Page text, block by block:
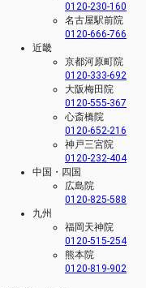
0120-230-160
名古屋駅前院
0120-666-766
近畿
京都河原町院
0120-333-692
大阪梅田院
0120-555-367
心斎橋院
0120-652-216
神戸三宮院
0120-232-404
中国・四国
広島院
0120-825-588
九州
福岡天神院
0120-515-254
熊本院
0120-819-902